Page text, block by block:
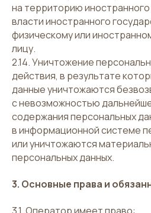
на территорию иностранного
власти иностранного
физическому или
лицу.
2.14. Уничтожение
действия, в результате
данные уничтожаются
с невозможностью
содержания персональных
в информационной системе
или уничтожаются
персональных данных.
3. Основные права и